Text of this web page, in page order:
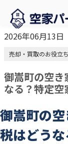
2026年06月13日
売却・買取のお役立
御嵩町の空き
なる？特定
御嵩町の
税はどう